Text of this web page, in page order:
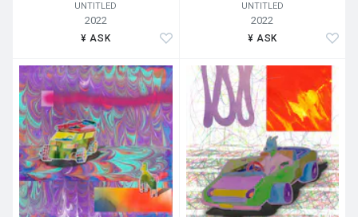
UNTITLED
2022
¥ ASK
UNTITLED
2022
¥ ASK